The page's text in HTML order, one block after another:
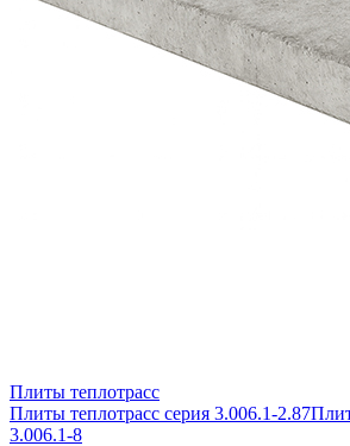
Плиты теплотрасс
Плиты теплотрасс серия 3.006.1-2.87
3.006.1-8